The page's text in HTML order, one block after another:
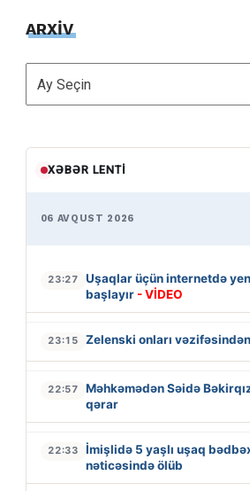
ARXİV
ARXİV
XƏBƏR LENTI
06 AVQUST 2026
23:27
Uşaqlar üçün internetdə
başlayır - VİDEO
23:15 Zelenski onları
22:57
Məhkəmədən Səidə
qərar
22:33
İmişlidə 5 yaşlı uşaq
nəticəsində ölüb